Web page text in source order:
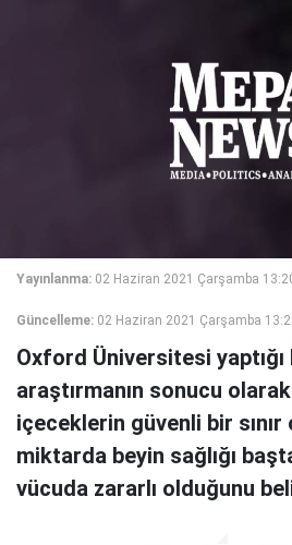
Yayınlanma: 02 Haziran 2021 Çarşamba
Güncelleme: 02 Haziran 2021 Çarşamba
Oxford Üniversitesi yaptığı
araştırmanın sonucu
içeceklerin güvenli bir sınır
miktarda beyin sağlığı
vücuda zararlı olduğunu